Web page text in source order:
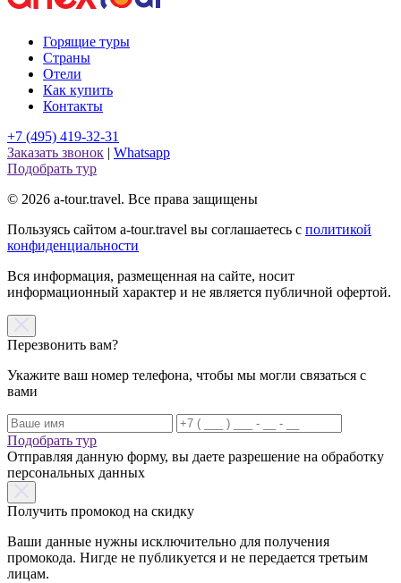
Горящие туры
Страны
Отели
Как купить
Контакты
+7 (495) 419-32-31
Заказать звонок | Whatsapp
Подобрать тур
© 2026 a-tour.travel. Все права защищены
Пользуясь сайтом a-tour.travel вы соглашаетесь с политикой
конфиденциальности
Вся информация, размещенная на сайте, носит
информационный характер и не является публичной офертой.
Перезвонить вам?
Укажите ваш номер телефона, чтобы мы могли связаться с
вами
Подобрать тур
Отправляя данную форму, вы даете разрешение на обработку
персональных данных
Получить промокод на скидку
Ваши данные нужны исключительно для получения
промокода. Нигде не публикуется и не передается третьим
лицам.